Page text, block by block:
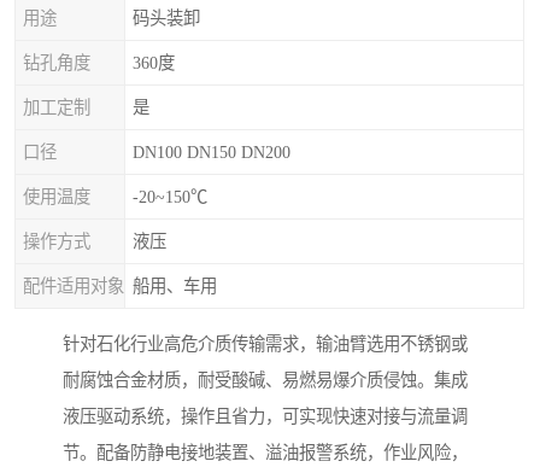
用途 码头装卸
钻孔角度 360度
加工定制 是
口径 DN100 DN150 DN200
使用温度 -20~150℃
操作方式 液压
配件适用对象 船用、车用
针对石化行业高危介质传输需求，输油臂选用不锈钢或
耐腐蚀合金材质，耐受酸碱、易燃易爆介质侵蚀。集成
液压驱动系统，操作且省力，可实现快速对接与流量调
节。配备防静电接地装置、溢油报警系统，作业风险，